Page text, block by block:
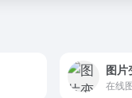
图片
在线